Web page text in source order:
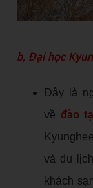
b, Đại học
Đây là
về đào
và du
khách